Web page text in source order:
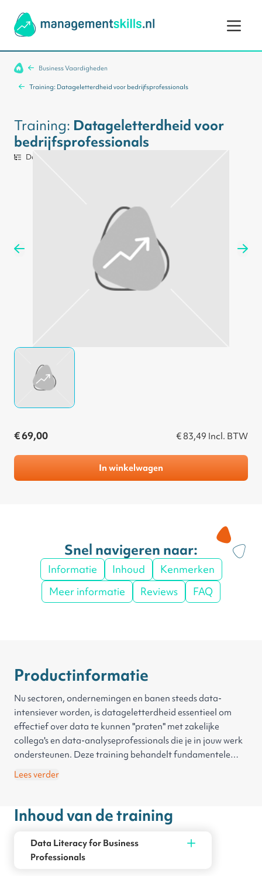
Business Vaardigheden
Training: Datageletterdheid voor bedrijfsprofessionals
Training: Datageletterdheid voor
bedrijfsprofessionals
Data Analist
€ 69,00 € 83,49 Incl. BTW
In winkelwagen
Snel navigeren naar:
Informatie Inhoud
Kenmerken
Meer informatie
Reviews FAQ
Productinformatie
Nu sectoren, ondernemingen en banen steeds data-
intensiever worden, is datageletterdheid essentieel om
effectief over data te kunnen "praten" met zakelijke
collega's en data-analyseprofessionals die je in jouw werk
ondersteunen. Deze training behandelt fundamentele
concepten in gegevensbeheer, gegevenskwaliteit,
International Institute for Analytics.
(www.iianalytics.com)
Lees verder
Inhoud van de training
Data Literacy for Business
Professionals